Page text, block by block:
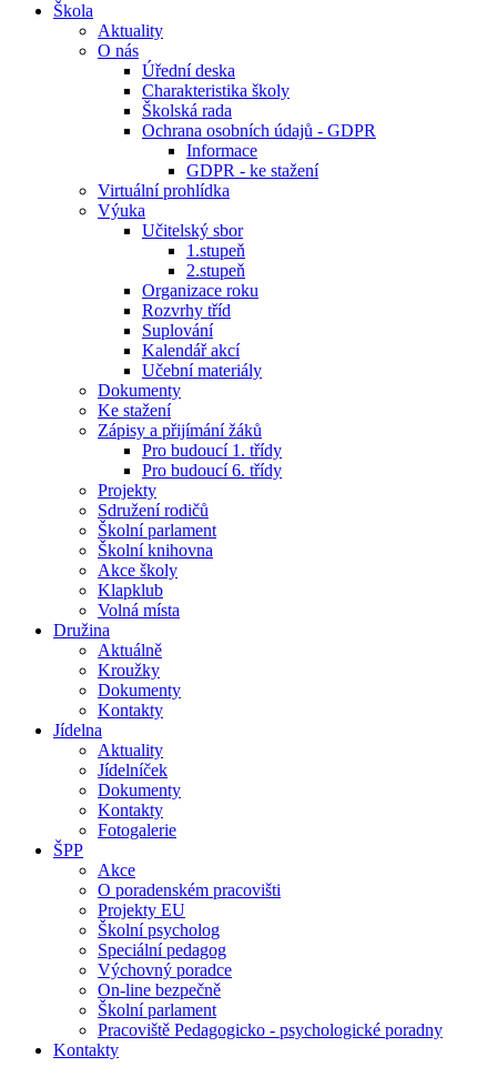
Škola
Aktuality
O nás
Úřední deska
Charakteristika školy
Školská rada
Ochrana osobních údajů - GDPR
Informace
GDPR - ke stažení
Virtuální prohlídka
Výuka
Učitelský sbor
1.stupeň
2.stupeň
Organizace roku
Rozvrhy tříd
Suplování
Kalendář akcí
Učební materiály
Dokumenty
Ke stažení
Zápisy a přijímání žáků
Pro budoucí 1. třídy
Pro budoucí 6. třídy
Projekty
Sdružení rodičů
Školní parlament
Školní knihovna
Akce školy
Klapklub
Volná místa
Družina
Aktuálně
Kroužky
Dokumenty
Kontakty
Jídelna
Aktuality
Jídelníček
Dokumenty
Kontakty
Fotogalerie
ŠPP
Akce
O poradenském pracovišti
Projekty EU
Školní psycholog
Speciální pedagog
Výchovný poradce
On-line bezpečně
Školní parlament
Pracoviště Pedagogicko - psychologické poradny
Kontakty